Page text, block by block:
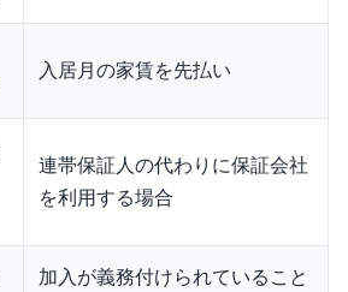
入居月の家賃を先払い
連帯保証人の代わりに保証会社
を利用する場合
加入が義務付けられていること